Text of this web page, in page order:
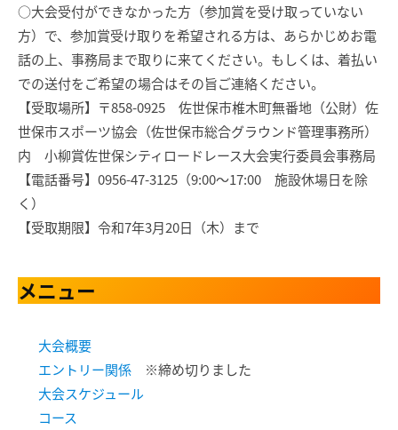
○大会受付ができなかった方（参加賞を受け取っていない
方）で、参加賞受け取りを希望される方は、あらかじめお電
話の上、事務局まで取りに来てください。もしくは、着払い
での送付をご希望の場合はその旨ご連絡ください。
【受取場所】〒858-0925 佐世保市椎木町無番地（公財）佐
世保市スポーツ協会（佐世保市総合グラウンド管理事務所）
内 小柳賞佐世保シティロードレース大会実行委員会事務局
【電話番号】0956-47-3125（9:00～17:00 施設休場日を除
く）
【受取期限】令和7年3月20日（木）まで
メニュー
大会概要
エントリー関係※締め切りました
大会スケジュール
コース